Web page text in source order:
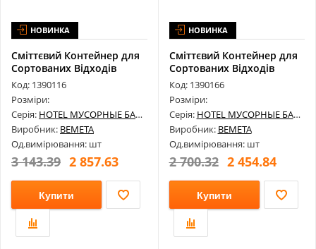
НОВИНКА
Сміттєвий Контейнер для
Сортованих Відходів
Bemeta 1...
Код: 1390116
Розміри:
Серія: HOTEL МУСОРНЫЕ БАКИ
Виробник: BEMETA
Од.вимірювання: шт
3 143.39 2 857.63
Купити
НОВИНКА
Сміттєвий Контейнер для
Сортованих Відходів
Bemeta 1...
Код: 1390166
Розміри:
Серія: HOTEL МУСОРНЫЕ БАКИ
Виробник: BEMETA
Од.вимірювання: шт
2 700.32 2 454.84
Купити